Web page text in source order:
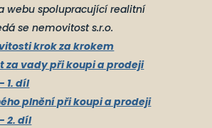
webu spolupracující realitní
se nemovitost s.r.o.
krok za krokem
za vady při koupi a prodeji
1. díl
plnění při koupi a prodeji
2. díl